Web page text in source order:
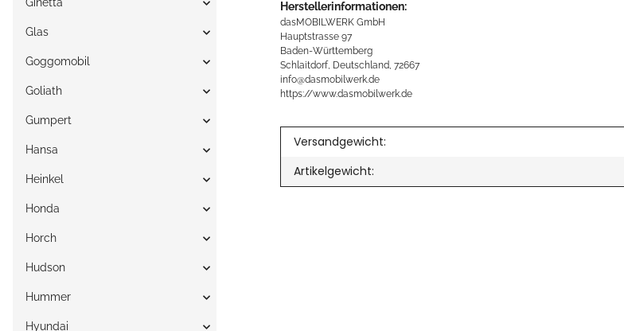
Herstellerinformationen:
dasMOBILWERK GmbH
Hauptstrasse 97
Baden-Württemberg
Schlaitdorf, Deutschland, 72667
info@dasmobilwerk.de
https://www.dasmobilwerk.de
Versandgewicht:
Artikelgewicht:
Glas
Goggomobil
Goliath
Gumpert
Hansa
Heinkel
Honda
Horch
Hudson
Hummer
Hyundai